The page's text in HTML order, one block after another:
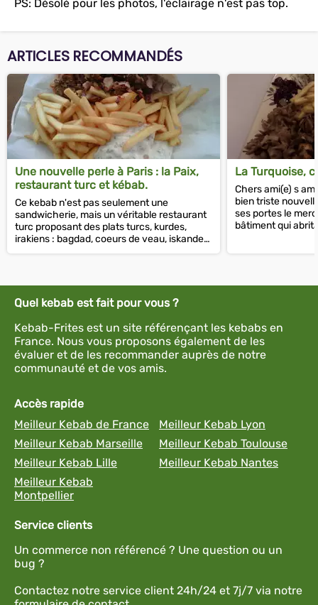
PS: Désolé pour les photos, l'éclairage n'est pas top.
ARTICLES RECOMMANDÉS
Une nouvelle perle à Paris : la Paix,
restaurant turc et kébab.
Ce kebab n'est pas seulement une
sandwicherie, mais un véritable restaurant
turc proposant des plats turcs, kurdes,
irakiens : bagdad, coeurs de veau, iskander
et j'en passe....
La Turquoise,
Chers ami(e) s
bien triste
ses portes le
bâtiment qui
Quel kebab est fait pour vous ?
Kebab-Frites est un site référençant les kebabs en
France. Nous vous proposons également de les
évaluer et de les recommander auprès de notre
communauté et de vos amis.
Accès rapide
Meilleur Kebab de France
Meilleur Kebab Lyon
Meilleur Kebab Marseille
Meilleur Kebab Toulouse
Meilleur Kebab Lille
Meilleur Kebab Nantes
Meilleur Kebab
Montpellier
Service clients
Un commerce non référencé ? Une question ou un
bug ?
Contactez notre service client 24h/24 et 7j/7 via notre